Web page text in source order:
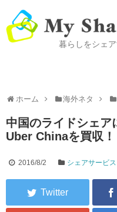
暮らしをシェ
ホーム 海外ネタ
中国のライドシェ
Uber Chinaを買収！
2016/8/2 シェアサービス